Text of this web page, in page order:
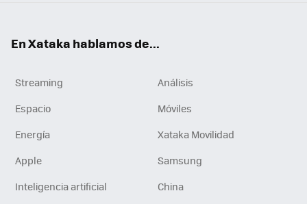
En Xataka hablamos de...
Streaming
Análisis
Espacio
Móviles
Energía
Xataka Movilidad
Apple
Samsung
Inteligencia artificial
China